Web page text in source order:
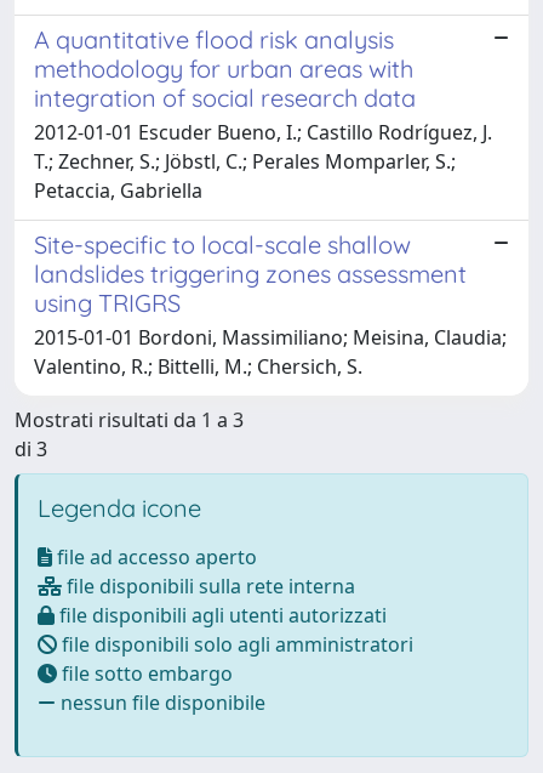
A quantitative flood risk analysis
methodology for urban areas with
integration of social research data
2012-01-01 Escuder Bueno, I.; Castillo Rodríguez, J.
T.; Zechner, S.; Jöbstl, C.; Perales Momparler, S.;
Petaccia, Gabriella
Site-specific to local-scale shallow
landslides triggering zones assessment
using TRIGRS
2015-01-01 Bordoni, Massimiliano; Meisina, Claudia;
Valentino, R.; Bittelli, M.; Chersich, S.
Mostrati risultati da 1 a 3
di 3
Legenda icone
file ad accesso aperto
file disponibili sulla rete interna
file disponibili agli utenti autorizzati
file disponibili solo agli amministratori
file sotto embargo
nessun file disponibile